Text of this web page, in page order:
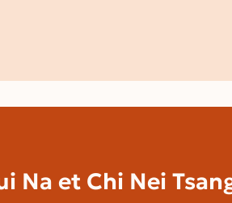
Na et Chi Nei